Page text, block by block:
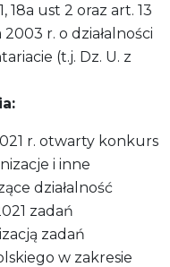
18a ust 2 oraz art. 13
r. o działalności
(t.j. Dz. U. z
r. otwarty konkurs
i inne
działalność
zadań
zadań
w zakresie